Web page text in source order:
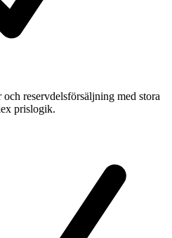
reservdelsförsäljning med stora
prislogik.